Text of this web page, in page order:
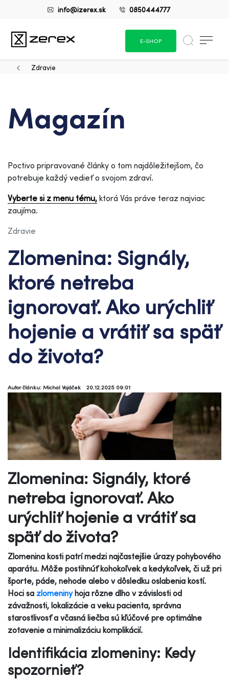
info@izerex.sk 0850444777
E-SHOP
Zdravie
Magazín
Poctivo pripravované články o tom najdôležitejšom, čo
potrebuje každý vedieť o svojom zdraví.
Vyberte si z menu tému, ktorá Vás práve teraz najviac
zaujíma.
Zdravie
Zlomenina: Signály,
ktoré netreba
ignorovať. Ako urýchliť
hojenie a vrátiť sa späť
do života?
Autor článku: Michal Vojáček 20.12.2025 09:01
Zlomenina: Signály, ktoré
netreba ignorovať. Ako
urýchliť hojenie a vrátiť sa
späť do života?
Zlomenina kosti patrí medzi najčastejšie úrazy pohybového
aparátu. Môže postihnúť kohokoľvek a kedykoľvek, či už pri
športe, páde, nehode alebo v dôsledku oslabenia kostí.
Hoci sa zlomeninyhoja rôzne dlho v závislosti od
závažnosti, lokalizácie a veku pacienta, správna
starostlivosť a včasná liečba sú kľúčové pre optimálne
zotavenie a minimalizáciu komplikácií.
Identifikácia zlomeniny: Kedy
spozornieť?